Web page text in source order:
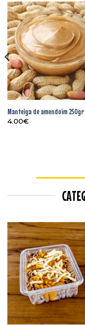
Manteiga de amendoim 250gr
4.00€